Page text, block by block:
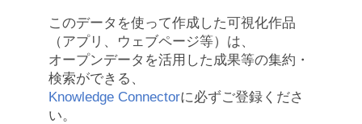
このデータを使って作成した可視化作品
（アプリ、ウェブページ等）は、
オープンデータを活用した成果等の集約・
検索ができる、
Knowledge Connectorに必ずご登録くださ
い。